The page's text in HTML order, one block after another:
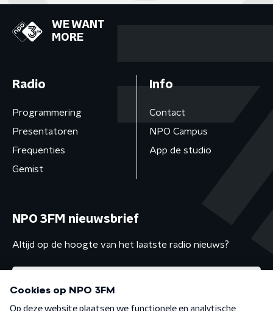
WE WANT
MORE
Radio
Programmering
Presentatoren
Frequenties
Gemist
Info
Contact
NPO Campus
App de studio
NPO 3FM nieuwsbrief
Altijd op de hoogte van het laatste radio nieuws?